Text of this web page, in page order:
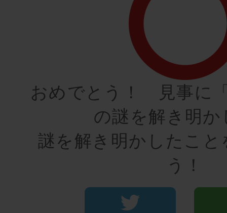
おめでとう！ 見事に
の謎を解き明か
謎を解き明かしたこ
う！